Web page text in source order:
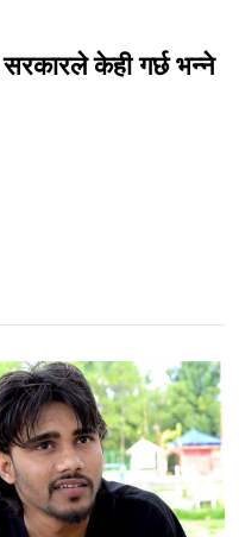
केही गर्छ भन्ने